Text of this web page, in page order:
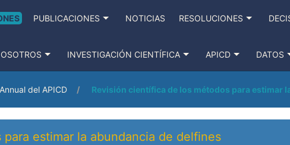
PUBLICACIONES NOTICIAS RESOLUCIONES
INVESTIGACIÓN CIENTÍFICA APICD DATOS
del APICD Revisión científica de los métodos para estimar
estimar la abundancia de delfines